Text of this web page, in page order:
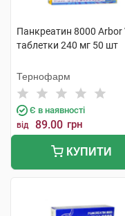
Панкреатин 8000 Arbor
таблетки 240 мг 50 шт
Тернофарм
Є в наявності
від 89.00 грн
КУПИТИ